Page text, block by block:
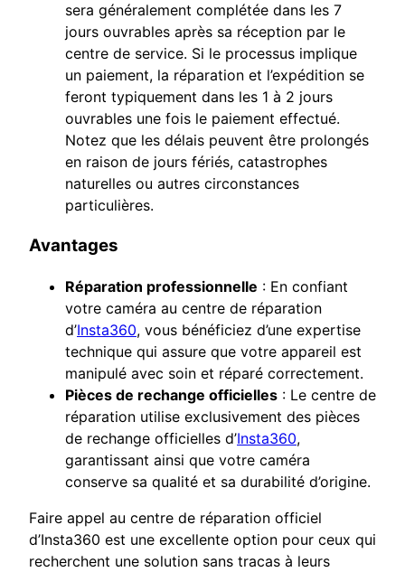
sera généralement complétée dans les 7
jours ouvrables après sa réception par le
centre de service. Si le processus implique
un paiement, la réparation et l’expédition se
feront typiquement dans les 1 à 2 jours
ouvrables une fois le paiement effectué.
Notez que les délais peuvent être prolongés
en raison de jours fériés, catastrophes
naturelles ou autres circonstances
particulières.
Avantages
Réparation professionnelle : En confiant
votre caméra au centre de réparation
d’Insta360, vous bénéficiez d’une expertise
technique qui assure que votre appareil est
manipulé avec soin et réparé correctement.
Pièces de rechange officielles : Le centre de
réparation utilise exclusivement des pièces
de rechange officielles d’Insta360,
garantissant ainsi que votre caméra
conserve sa qualité et sa durabilité d’origine.
Faire appel au centre de réparation officiel
d’Insta360 est une excellente option pour ceux qui
recherchent une solution sans tracas à leurs